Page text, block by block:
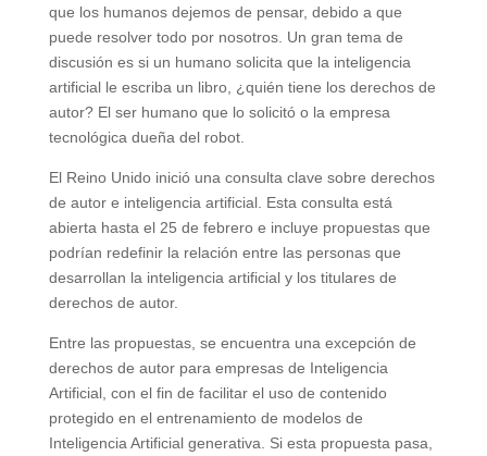
que los humanos dejemos de pensar, debido a que
puede resolver todo por nosotros. Un gran tema de
discusión es si un humano solicita que la inteligencia
artificial le escriba un libro, ¿quién tiene los derechos de
autor? El ser humano que lo solicitó o la empresa
tecnológica dueña del robot.
El Reino Unido inició una consulta clave sobre derechos
de autor e inteligencia artificial. Esta consulta está
abierta hasta el 25 de febrero e incluye propuestas que
podrían redefinir la relación entre las personas que
desarrollan la inteligencia artificial y los titulares de
derechos de autor.
Entre las propuestas, se encuentra una excepción de
derechos de autor para empresas de Inteligencia
Artificial, con el fin de facilitar el uso de contenido
protegido en el entrenamiento de modelos de
Inteligencia Artificial generativa. Si esta propuesta pasa,